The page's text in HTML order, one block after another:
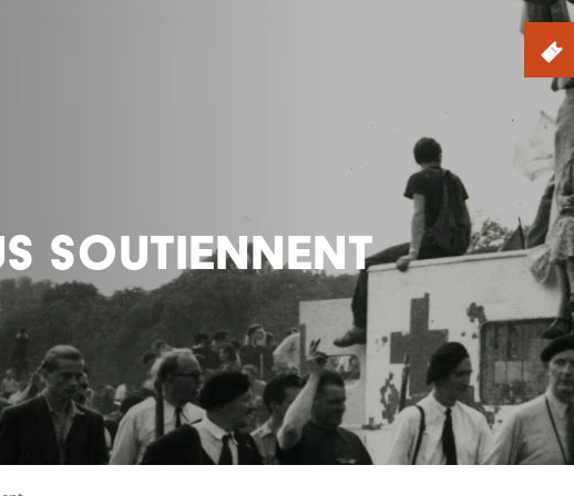
SOUTIENNENT